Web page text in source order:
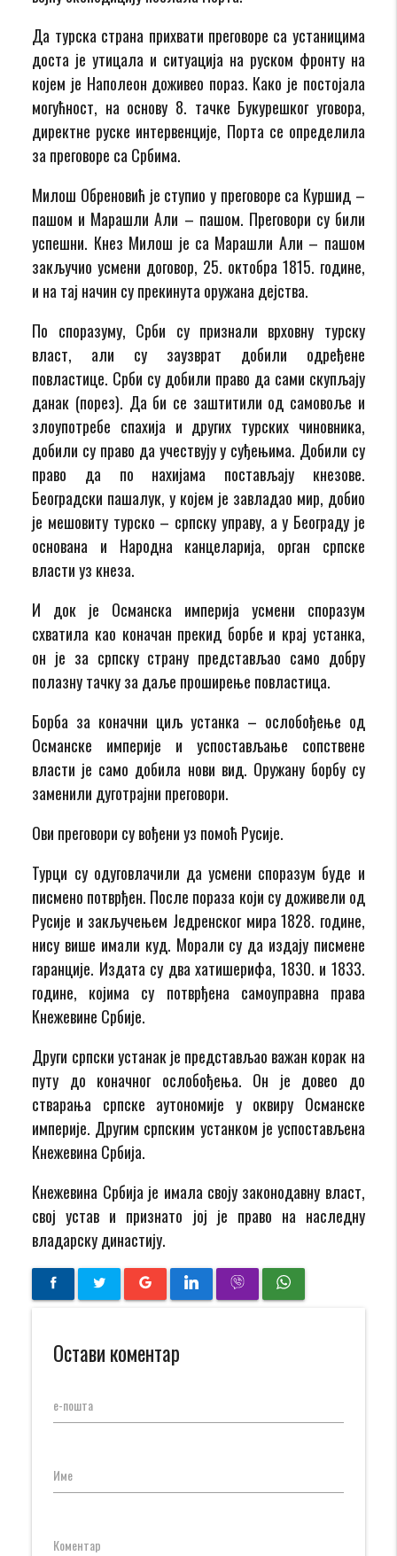
Да турска страна прихвати преговоре са устаницима
доста је утицала и ситуација на руском фронту на
којем је Наполеон доживео пораз. Како је постојала
могућност, на основу 8. тачке Букурешког уговора,
директне руске интервенције, Порта се определила
за преговоре са Србима.
Милош Обреновић је ступио у преговоре са Куршид –
пашом и Марашли Али – пашом. Преговори су били
успешни. Кнез Милош је са Марашли Али – пашом
закључио усмени договор, 25. октобра 1815. године,
и на тај начин су прекинута оружана дејства.
По споразуму, Срби су признали врховну турску
власт, али су заузврат добили одређене
повластице. Срби су добили право да сами скупљају
данак (порез). Да би се заштитили од самовоље и
злоупотребе спахија и других турских чиновника,
добили су право да учествују у суђењима. Добили су
право да по нахијама постављају кнезове.
Београдски пашалук, у којем је завладао мир, добио
је мешовиту турско – српску управу, а у Београду је
основана и Народна канцеларија, орган српске
власти уз кнеза.
И док је Османска империја усмени споразум
схватила као коначан прекид борбе и крај устанка,
он је за српску страну представљао само добру
полазну тачку за даље проширење повластица.
Борба за коначни циљ устанка – ослобођење од
Османске империје и успостављање сопствене
власти је само добила нови вид. Оружану борбу су
заменили дуготрајни преговори.
Ови преговори су вођени уз помоћ Русије.
Турци су одуговлачили да усмени споразум буде и
писмено потврђен. После пораза који су доживели од
Русије и закључењем Једренског мира 1828. године,
нису више имали куд. Морали су да издају писмене
гаранције. Издата су два хатишерифа, 1830. и 1833.
године, којима су потврђена самоуправна права
Кнежевине Србије.
Други српски устанак је представљао важан корак на
путу до коначног ослобођења. Он је довео до
стварања српске аутономије у оквиру Османске
империје. Другим српским устанком је успостављена
Кнежевина Србија.
Кнежевина Србија је имала своју законодавну власт,
свој устав и признато јој је право на наследну
владарску династију.
Остави коментар
е-пошта
Име
Коментар